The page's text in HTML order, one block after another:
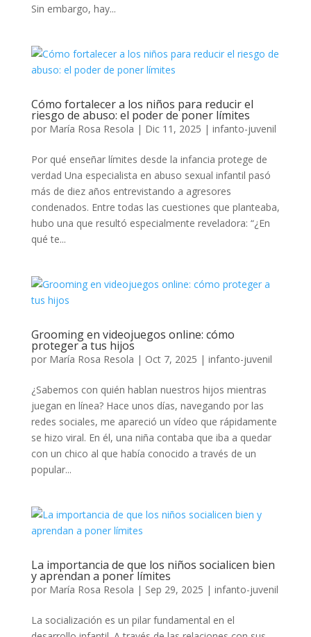
Sin embargo, hay...
Cómo fortalecer a los niños para reducir el
riesgo de abuso: el poder de poner límites
por María Rosa Resola | Dic 11, 2025 | infanto-juvenil
Por qué enseñar límites desde la infancia protege de
verdad Una especialista en abuso sexual infantil pasó
más de diez años entrevistando a agresores
condenados. Entre todas las cuestiones que planteaba,
hubo una que resultó especialmente reveladora: “¿En
qué te...
Grooming en videojuegos online: cómo
proteger a tus hijos
por María Rosa Resola | Oct 7, 2025 | infanto-juvenil
¿Sabemos con quién hablan nuestros hijos mientras
juegan en línea? Hace unos días, navegando por las
redes sociales, me apareció un vídeo que rápidamente
se hizo viral. En él, una niña contaba que iba a quedar
con un chico al que había conocido a través de un
popular...
La importancia de que los niños socialicen bien
y aprendan a poner límites
por María Rosa Resola | Sep 29, 2025 | infanto-juvenil
La socialización es un pilar fundamental en el